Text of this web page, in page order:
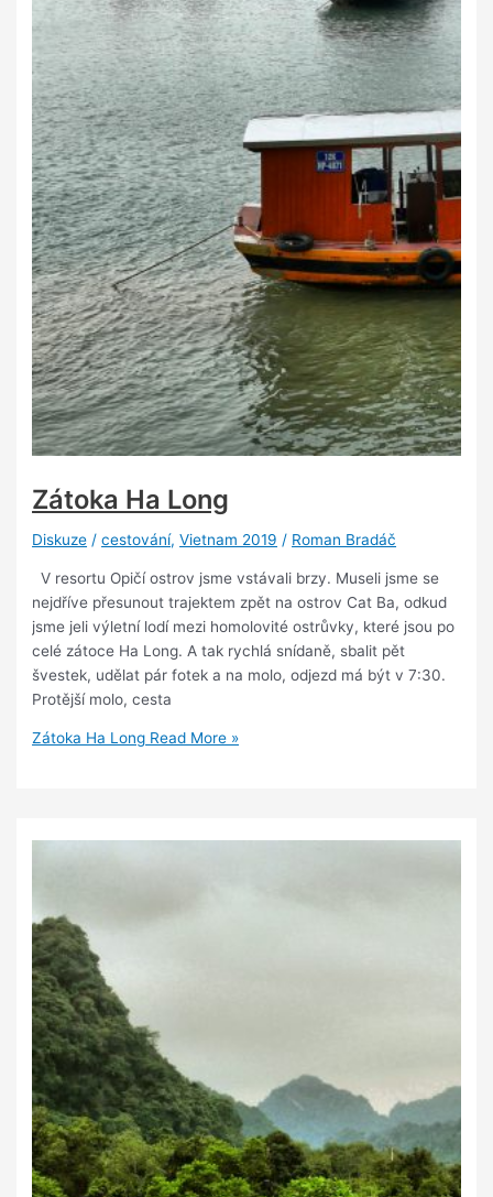
Zátoka Ha Long
Diskuze /cestování,Vietnam 2019 / Roman Bradáč
V resortu Opičí ostrov jsme vstávali brzy. Museli jsme se
nejdříve přesunout trajektem zpět na ostrov Cat Ba, odkud
jsme jeli výletní lodí mezi homolovité ostrůvky, které jsou po
celé zátoce Ha Long. A tak rychlá snídaně, sbalit pět
švestek, udělat pár fotek a na molo, odjezd má být v 7:30.
Protější molo, cesta
Zátoka Ha Long Read More »